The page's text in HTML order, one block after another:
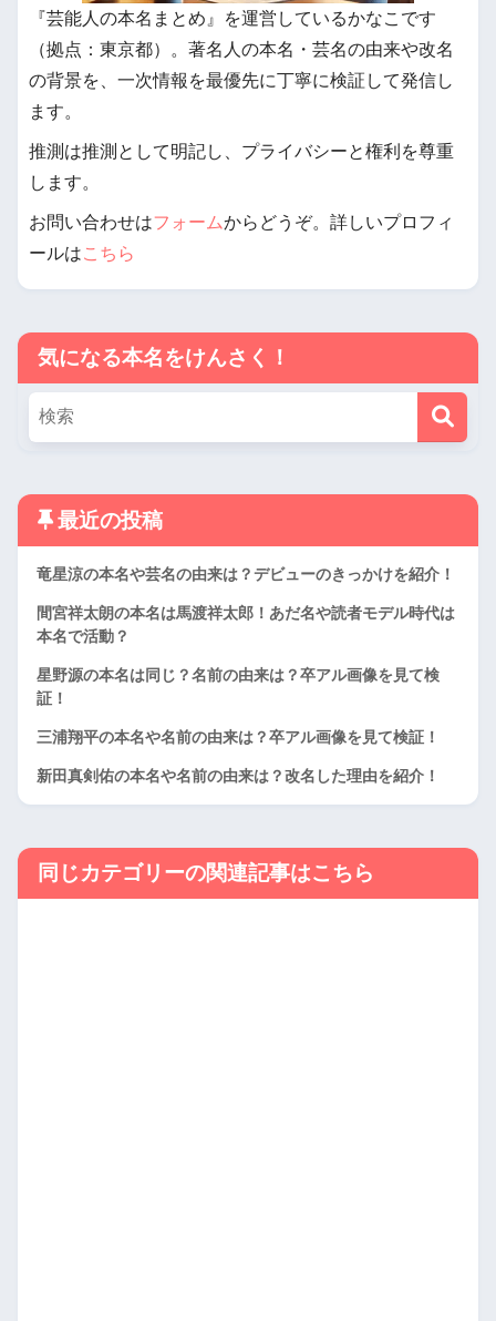
『芸能人の本名まとめ』を運営しているかなこです
（拠点：東京都）。著名人の本名・芸名の由来や改名
の背景を、一次情報を最優先に丁寧に検証して発信し
ます。
推測は推測として明記し、プライバシーと権利を尊重
します。
お問い合わせはフォームからどうぞ。詳しいプロフィ
ールはこちら
気になる本名をけんさく！
最近の投稿
竜星涼の本名や芸名の由来は？デビューのきっかけを紹介！
間宮祥太朗の本名は馬渡祥太郎！あだ名や読者モデル時代は
本名で活動？
星野源の本名は同じ？名前の由来は？卒アル画像を見て検
証！
三浦翔平の本名や名前の由来は？卒アル画像を見て検証！
新田真剣佑の本名や名前の由来は？改名した理由を紹介！
同じカテゴリーの関連記事はこちら